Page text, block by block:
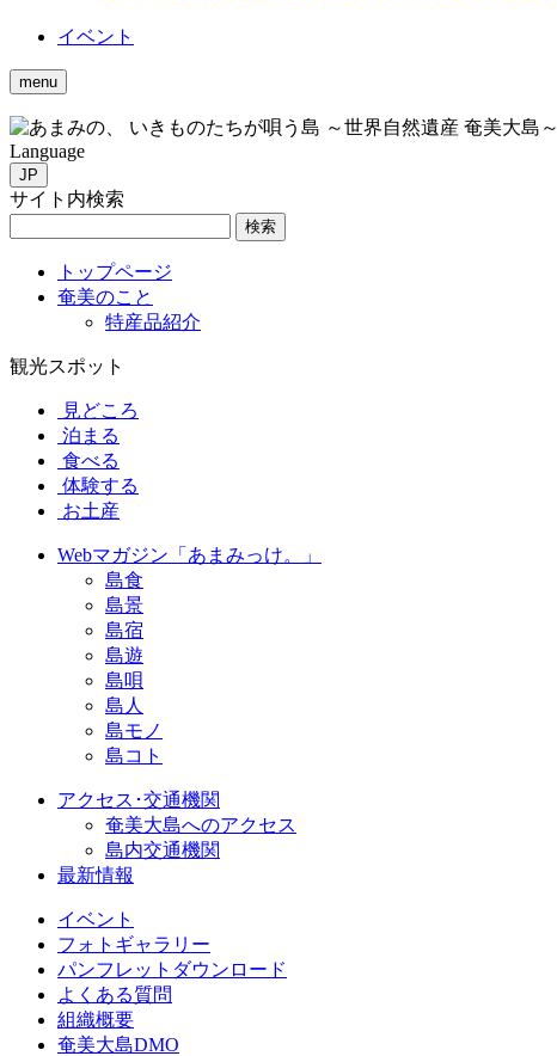
イベント
menu
いきものたちが唄う島 ～世界自然遺産 奄美大島～
Language
JP
サイト内検索
検索
トップページ
奄美のこと
特産品紹介
観光スポット
見どころ
泊まる
食べる
体験する
お土産
Webマガジン「あまみっけ。」
島食
島景
島宿
島遊
島唄
島人
島モノ
島コト
アクセス･交通機関
奄美大島へのアクセス
島内交通機関
最新情報
イベント
フォトギャラリー
パンフレットダウンロード
よくある質問
組織概要
奄美大島DMO